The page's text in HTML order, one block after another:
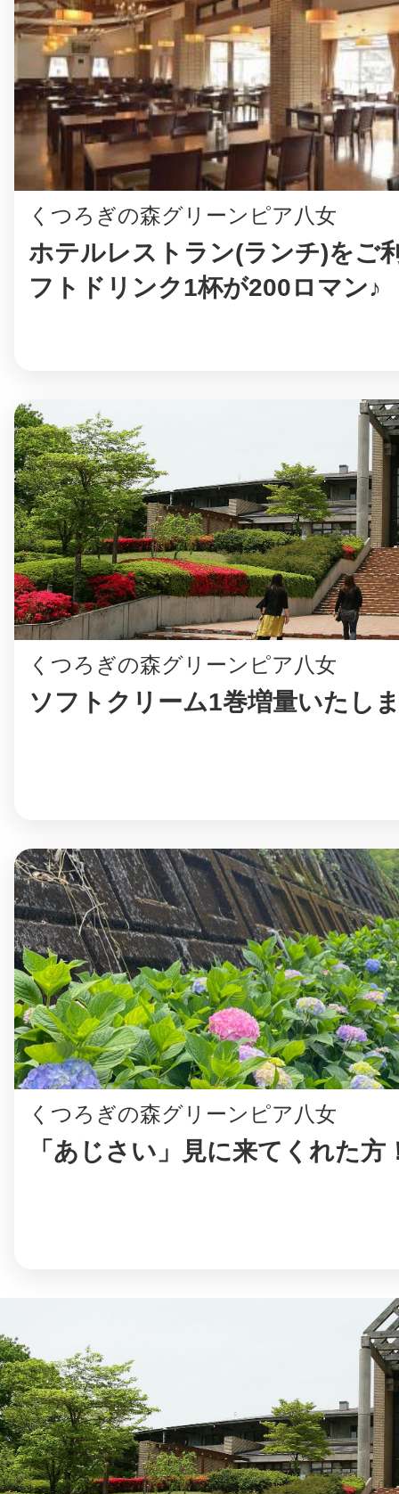
くつろぎの森グリーンピア八女
ホテルレストラン(ランチ)をご
フトドリンク1杯が200ロマン♪
くつろぎの森グリーンピア八女
ソフトクリーム1巻増量いたし
くつろぎの森グリーンピア八女
「あじさい」見に来てくれた方
まちのコイン
お知らせ
ヘルプ
お問い合わせ
プライバシーポ
©︎ KAYAC Inc.All